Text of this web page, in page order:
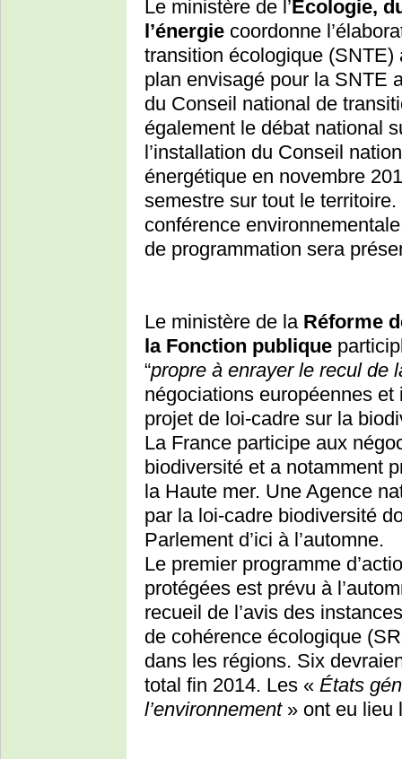
Le ministère de l’ Ecologie,
l’énergie coordonne
transition écologique (SNTE)
plan envisagé pour la SNTE
du Conseil national de
également le débat national
l’installation du Conseil
énergétique en novembre
semestre sur tout le
conférence
de programmation sera
Le ministère de la Réforme
la Fonction publique
“propre à enrayer le recul de
négociations européennes
projet de loi-cadre sur la
La France participe aux
biodiversité et a notamment
la Haute mer. Une Agence
par la loi-cadre biodiversité
Parlement d’ici à l’automne.
Le premier programme
protégées est prévu à
recueil de l’avis des
de cohérence écologique
dans les régions. Six
total fin 2014. Les « États
l’environnement» ont eu lieu